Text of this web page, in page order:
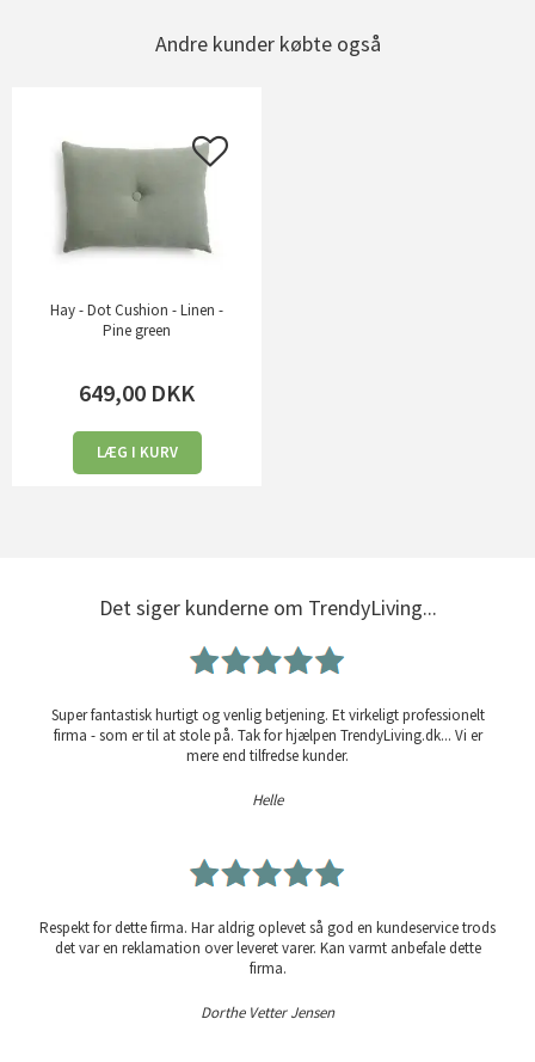
Andre kunder købte også
Hay - Dot Cushion - Linen -
Pine green
649,00 DKK
LÆG I KURV
Det siger kunderne om TrendyLiving...
Super fantastisk hurtigt og venlig betjening. Et virkeligt professionelt
firma - som er til at stole på. Tak for hjælpen TrendyLiving.dk... Vi er
mere end tilfredse kunder.
Helle
Respekt for dette firma. Har aldrig oplevet så god en kundeservice trods
det var en reklamation over leveret varer. Kan varmt anbefale dette
firma.
Dorthe Vetter Jensen